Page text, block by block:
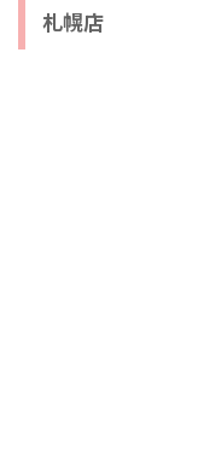
札幌店